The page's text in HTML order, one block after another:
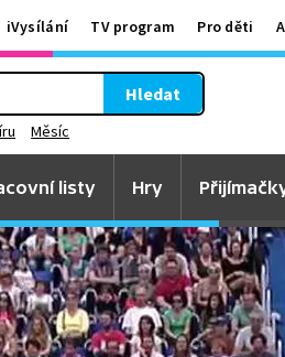
iVysílání TV program Pro děti
Hledat
Měsíc
listy Hry